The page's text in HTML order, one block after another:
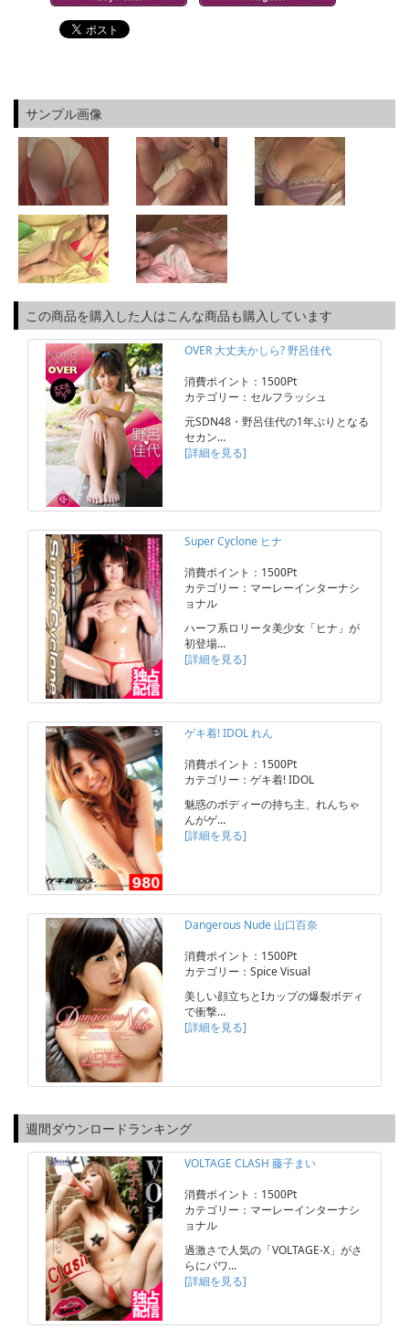
サンプル画像
この商品を購入した人はこんな商品も購入しています
OVER 大丈夫かしら? 野呂佳代
消費ポイント：1500Pt
カテゴリー：セルフラッシュ
元SDN48・野呂佳代の1年ぶりとなる
セカン…
[詳細を見る]
Super Cyclone ヒナ
消費ポイント：1500Pt
カテゴリー：マーレーインターナシ
ョナル
ハーフ系ロリータ美少女「ヒナ」が
初登場…
[詳細を見る]
ゲキ着! IDOL れん
消費ポイント：1500Pt
カテゴリー：ゲキ着! IDOL
魅惑のボディーの持ち主、れんちゃ
んがゲ…
[詳細を見る]
Dangerous Nude 山口百奈
消費ポイント：1500Pt
カテゴリー：Spice Visual
美しい顔立ちとIカップの爆裂ボディ
で衝撃…
[詳細を見る]
週間ダウンロードランキング
VOLTAGE CLASH 藤子まい
消費ポイント：1500Pt
カテゴリー：マーレーインターナシ
ョナル
過激さで人気の「VOLTAGE-X」がさ
らにパワ…
[詳細を見る]